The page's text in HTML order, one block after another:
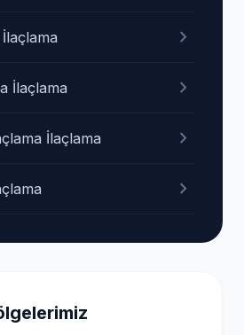
chevron_right
İlaçlama chevron_right
İlaçlama chevron_right
chevron_right